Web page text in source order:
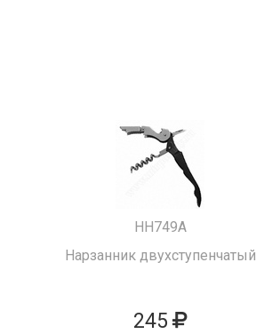
HH749A
Нарзанник двухступенчатый
245